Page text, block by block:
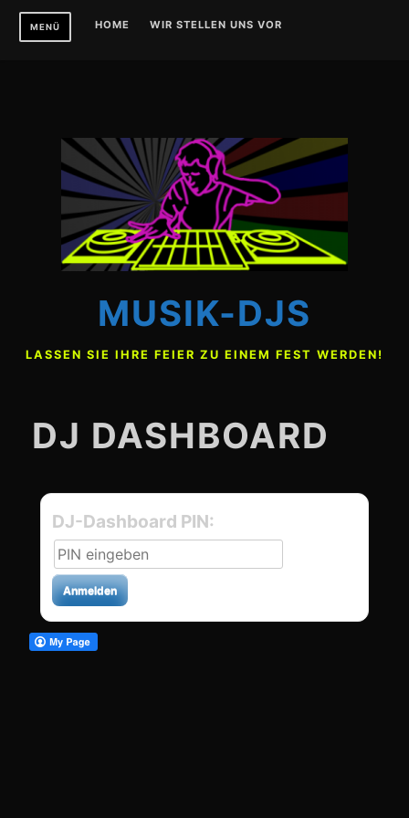
Zum
InhaltMENÜ HOME WIR STELLEN UNS VOR
MUSIK-DJS
LASSEN SIE IHRE FEIER ZU EINEM FEST WERDEN!
DJ DASHBOARD
DJ-Dashboard PIN:
Anmelden